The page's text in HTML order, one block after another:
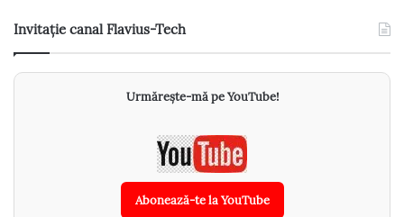
Invitație canal Flavius-Tech
Urmărește-mă pe YouTube!
Abonează-te la YouTube